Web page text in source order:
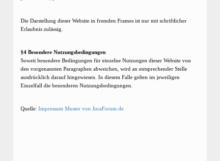
Die Darstellung dieser Website in fremden Frames ist nur mit schriftlicher
Erlaubnis zulässig.
§4 Besondere Nutzungsbedingungen
Soweit besondere Bedingungen für einzelne Nutzungen dieser Website von
den vorgenannten Paragraphen abweichen, wird an entsprechender Stelle
ausdrücklich darauf hingewiesen. In diesem Falle gelten im jeweiligen
Einzelfall die besonderen Nutzungsbedingungen.
Quelle:Impressum Muster von JuraForum.de